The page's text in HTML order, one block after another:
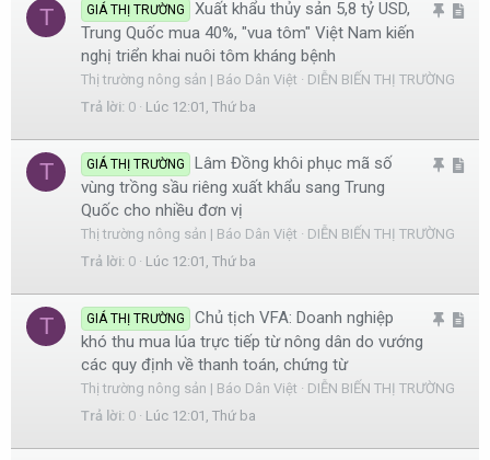
i
e
T
G
ạ
i
A
l
e
GIÁ THỊ TRƯỜNG
Xuất khẩu thủy sản 5,8 tỷ USD,
Trung Quốc mua 40%, "vua tôm" Việt Nam kiến
nghị triển khai nuôi tôm kháng bệnh
Thị trường nông sản | Báo Dân Việt
DIỄN BIẾN THỊ TRƯỜNG
Trả lời 0 Lúc 12:01, Thứ ba
T
G
ạ
i
A
l
e
GIÁ THỊ TRƯỜNG
Lâm Đồng khôi phục mã số
vùng trồng sầu riêng xuất khẩu sang Trung
Quốc cho nhiều đơn vị
Thị trường nông sản | Báo Dân Việt
DIỄN BIẾN THỊ TRƯỜNG
Trả lời 0 Lúc 12:01, Thứ ba
T
G
ạ
A
l
GIÁ THỊ TRƯỜNG
Chủ tịch VFA: Doanh nghiệp
khó thu mua lúa trực tiếp từ nông dân do vướng
các quy định về thanh toán, chứng từ
Thị trường nông sản | Báo Dân Việt
DIỄN BIẾN THỊ TRƯỜNG
Trả lời 0 Lúc 12:01, Thứ ba